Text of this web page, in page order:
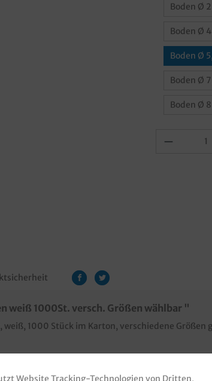
Boden Ø
Boden Ø
Boden Ø
Boden Ø
Boden Ø
1000St. versch. Größen wählbar "
weiß, 1000 Stück im Karton, verschiedene Größen
Website Tracking-Technologien von Dritten,